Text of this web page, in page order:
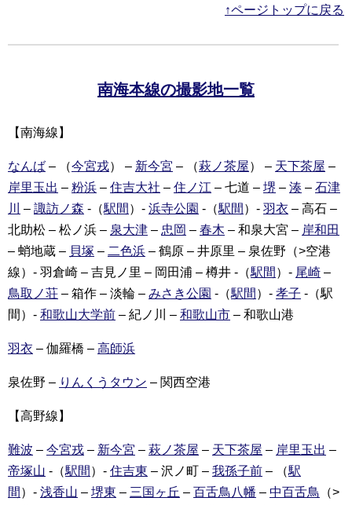
↑ページトップに戻る
南海本線の撮影地一覧
【南海線】
なんば – （今宮戎） – 新今宮 – （萩ノ茶屋） – 天下茶屋 –
岸里玉出 – 粉浜 – 住吉大社 – 住ノ江 – 七道 – 堺 – 湊 – 石津
川
– 諏訪ノ森 -（駅間 ）- 浜寺公園 -（駅間 ）- 羽衣 – 高石 –
北助松 – 松ノ浜 – 泉大津 – 忠岡 – 春木 – 和泉大宮 – 岸和田
– 蛸地蔵 – 貝塚 – 二色浜 – 鶴原 – 井原里 – 泉佐野（>空港
線）- 羽倉崎 – 吉見ノ里 – 岡田浦 – 樽井 -（駅間 ）- 尾崎 –
鳥取ノ荘 – 箱作 – 淡輪 – みさき公園 -（駅間 ）- 孝子 -（駅
間）- 和歌山大学前 – 紀ノ川 – 和歌山市 – 和歌山港
羽衣 – 伽羅橋 – 高師浜
泉佐野 – りんくうタウン – 関西空港
【高野線】
難波 – 今宮戎 – 新今宮 – 萩ノ茶屋 – 天下茶屋 – 岸里玉出 –
帝塚山 -（駅間 ）- 住吉東 – 沢ノ町 – 我孫子前 – （駅
間 ）- 浅香山 – 堺東 – 三国ヶ丘 – 百舌鳥八幡 – 中百舌鳥 （>